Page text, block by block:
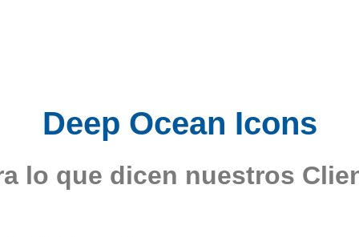
Deep Ocean Icons
lo que dicen nuestros